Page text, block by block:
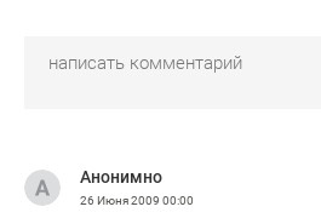
Анонимно
26 Июня 2009 00:00